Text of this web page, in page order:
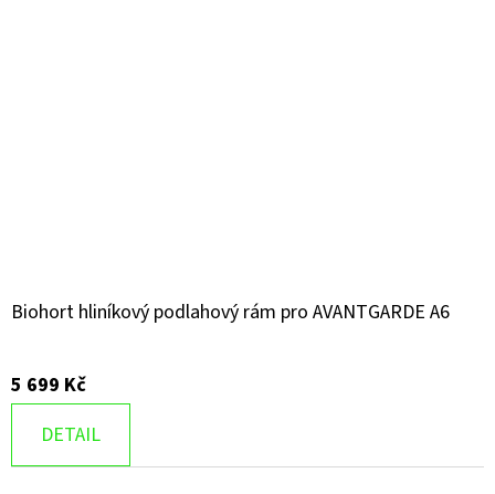
Biohort hliníkový podlahový rám pro AVANTGARDE A6
5 699 Kč
DETAIL